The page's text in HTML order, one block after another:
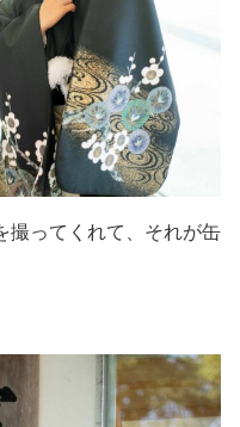
撮ってくれて、それが缶